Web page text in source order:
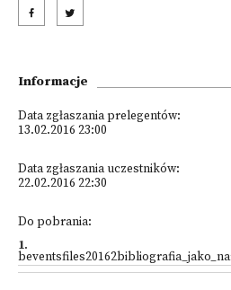
Informacje
Data zgłaszania prelegentów:
13.02.2016 23:00
Data zgłaszania uczestników:
22.02.2016 22:30
Do pobrania:
1.